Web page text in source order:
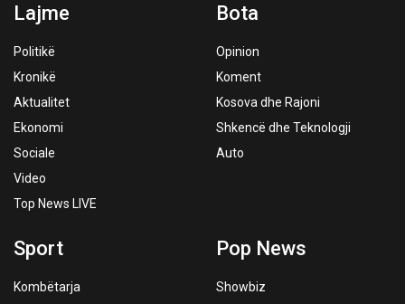
Lajme
Politikë
Kronikë
Aktualitet
Ekonomi
Sociale
Video
Top News LIVE
Bota
Opinion
Koment
Kosova dhe Rajoni
Shkencë dhe Teknologji
Auto
Sport
Kombëtarja
Pop News
Showbiz